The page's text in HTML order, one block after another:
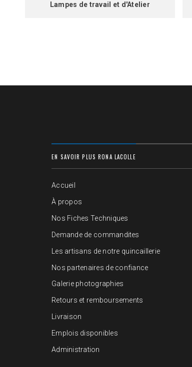
Lampes de travail et d'Atelier
EN SAVOIR PLUS RONA LACOLLE
Accueil
À propos
Nos Fiches Techniques
Demande de commandites
Les artisans de notre quincaillerie
Nos partenaires de confiance
Galerie photographies
Retours et remboursements
Livraison
Emplois disponibles
Administration